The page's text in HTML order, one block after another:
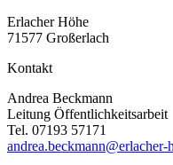
Erlacher Höhe
71577 Großerlach
Kontakt
Andrea Beckmann
Leitung Öffentlichkeitsarbeit
Tel. 07193 57171
andrea.beckmann@erlacher-